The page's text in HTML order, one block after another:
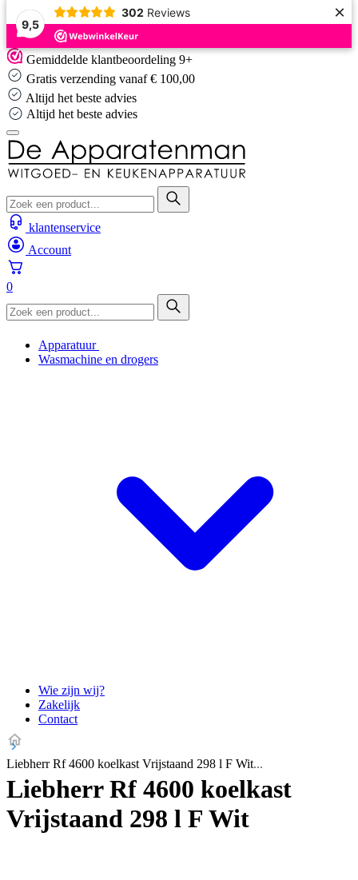
9,5
302 Reviews ×
Skip
to
content
Gemiddelde klantbeoordeling 9+
Gratis verzending vanaf € 100,00
Altijd het beste advies
Altijd het beste advies
klantenservice
Account
0
Apparatuur
Wasmachine en drogers
Wie zijn wij?
Zakelijk
Contact
Liebherr Rf 4600 koelkast Vrijstaand 298 l F Wit
Liebherr Rf 4600 koelkast
Vrijstaand 298 l F Wit